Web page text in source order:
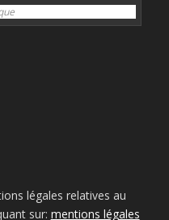
légales relatives au
sur: mentions légales